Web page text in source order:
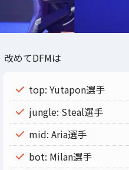
改めてDFMは
top: Yutapon選手
jungle: Steal選手
mid: Aria選手
bot: Milan選手